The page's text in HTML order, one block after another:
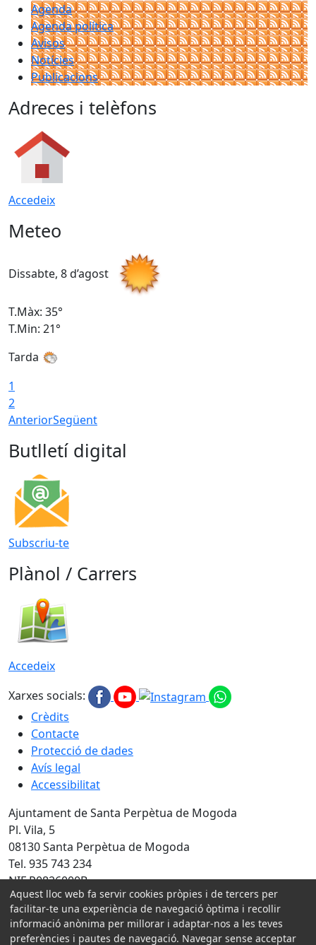
Agenda
Agenda política
Avisos
Notícies
Publicacions
Adreces i telèfons
Accedeix
Meteo
Dissabte, 8 d’agost
T.Màx: 35°
T.Min: 21°
Tarda
1
2
AnteriorSegüent
Butlletí digital
Subscriu-te
Plànol / Carrers
Accedeix
Xarxes socials:
Crèdits
Contacte
Protecció de dades
Avís legal
Accessibilitat
Ajuntament de Santa Perpètua de Mogoda
Pl. Vila, 5
08130 Santa Perpètua de Mogoda
Tel. 935 743 234
NIF P0826000B
Amb la col·laboració de:
Aquest lloc web fa servir cookies pròpies i de tercers per
facilitar-te una experiència de navegació òptima i recollir
informació anònima per millorar i adaptar-nos a les teves
preferències i pautes de navegació. Navegar sense acceptar